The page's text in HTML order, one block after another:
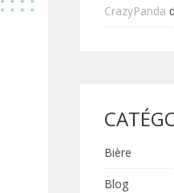
CrazyPanda
Bière
Blog